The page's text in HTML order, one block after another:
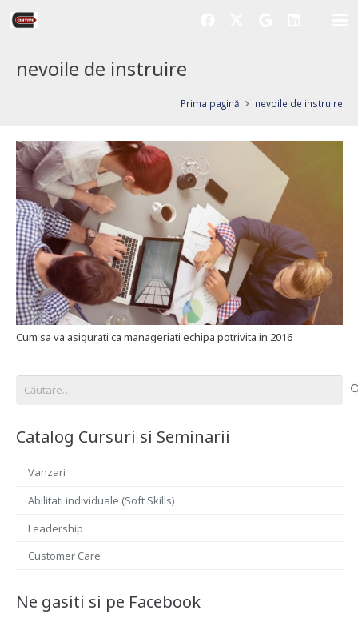
nevoile de instruire
Prima pagină nevoile de instruire
Cum sa va asigurati ca manageriati echipa potrivita in 2016
după:
Catalog Cursuri si Seminarii
Vanzari
Abilitati individuale (Soft Skills)
Leadership
Customer Care
Ne gasiti si pe Facebook